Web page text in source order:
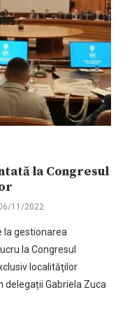
la Congresul
11/2022
la gestionarea
la Congresul
localităţilor
delegații Gabriela Zuca